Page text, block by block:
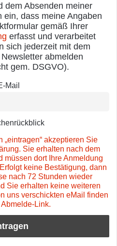
dem Absenden meiner
ein, dass meine Angaben
gemäß Ihrer
erfasst und verarbeitet
sich jederzeit mit dem
abmelden
gem. DSGVO).
Mail
„eintragen“ akzeptieren Sie
Sie erhalten nach dem
müssen dort Ihre Anmeldung
keine Bestätigung, dann
nach 72 Stunden wieder
Sie erhalten keine weiteren
uns verschickten eMail finden
Link.